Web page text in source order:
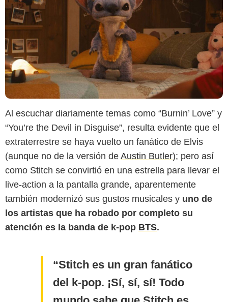
Al escuchar diariamente temas como “Burnin’ Love” y
“You’re the Devil in Disguise”, resulta evidente que el
extraterrestre se haya vuelto un fanático de Elvis
(aunque no de la versión de Austin Butler); pero así
como Stitch se convirtió en una estrella para llevar el
live-action a la pantalla grande, aparentemente
también modernizó sus gustos musicales y uno de
los artistas que ha robado por completo su
atención es la banda de k-pop BTS.
Stitch es un gran fanático
del k-pop. ¡Sí, sí, sí! Todo